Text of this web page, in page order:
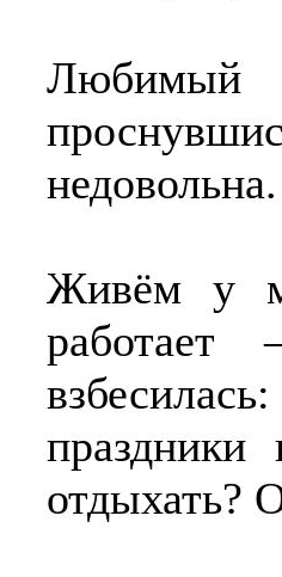
недовольна.
Живём у
отдыхать?